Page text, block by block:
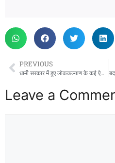
PREVIOUS
धामी सरकार में हुए लोककल्याण के कई ऐतिहासिक काम: महाराज
Leave a